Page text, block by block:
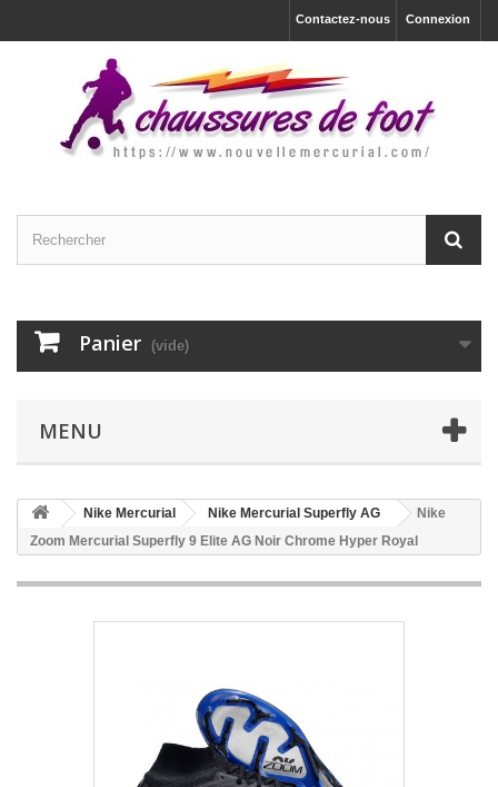
Connexion
Contactez-nous
Panier (vide)
MENU
Nike Mercurial Nike Mercurial Superfly AG
Nike
Zoom Mercurial Superfly 9 Elite AG Noir Chrome Hyper Royal